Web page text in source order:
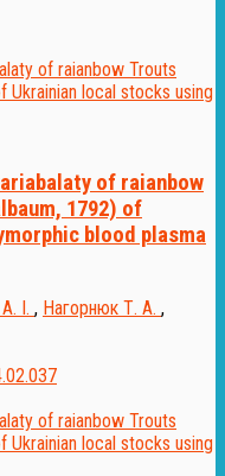
of raianbow
1792) of
blood plasma
І. , Нагорнюк Т. А. ,